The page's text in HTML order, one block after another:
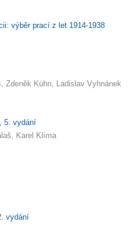
výběr prací z let 1914-1938
Zdeněk Kühn, Ladislav Vyhnánek
5. vydání
Karel Klíma
vydání